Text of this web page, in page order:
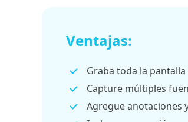
Ventajas:
Graba toda la
Capture múltiples
Agregue anotaciones